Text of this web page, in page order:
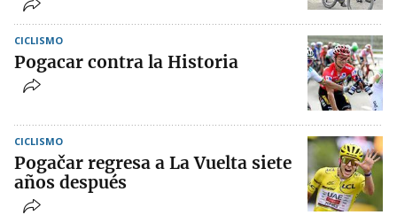
CICLISMO
Pogacar contra la Historia
CICLISMO
Pogačar regresa a La Vuelta siete
años después